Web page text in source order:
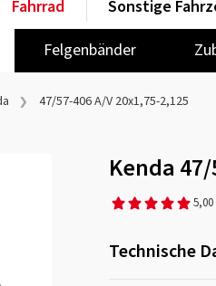
Fahrrad
Felgenbänder
Sonstige
47/57-406 A/V 20x1,75-2,125
Kenda
5,00
Technische